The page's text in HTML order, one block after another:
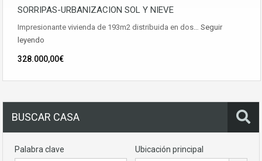
SORRIPAS-URBANIZACION SOL Y NIEVE
Impresionante vivienda de 193m2 distribuida en dos… Seguir
leyendo
328.000,00€
BUSCAR CASA
Palabra clave Ubicación principal